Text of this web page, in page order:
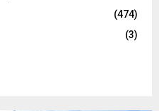
(474)
(3)